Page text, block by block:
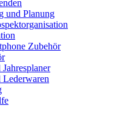
und Planung
Zubehör